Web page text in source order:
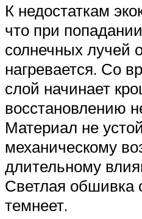
К недостаткам
что при
солнечных лучей
нагревается. Со
слой начинает
восстановлению
Материал не
механическому
длительному
Светлая обшивка
темнеет.